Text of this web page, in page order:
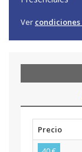
Ver condiciones
Precio